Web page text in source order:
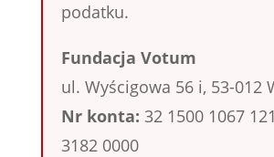
podatku.
Fundacja Votum
ul. Wyścigowa 56 i, 53-012
Nr konta: 32 1500 1067
3182 0000